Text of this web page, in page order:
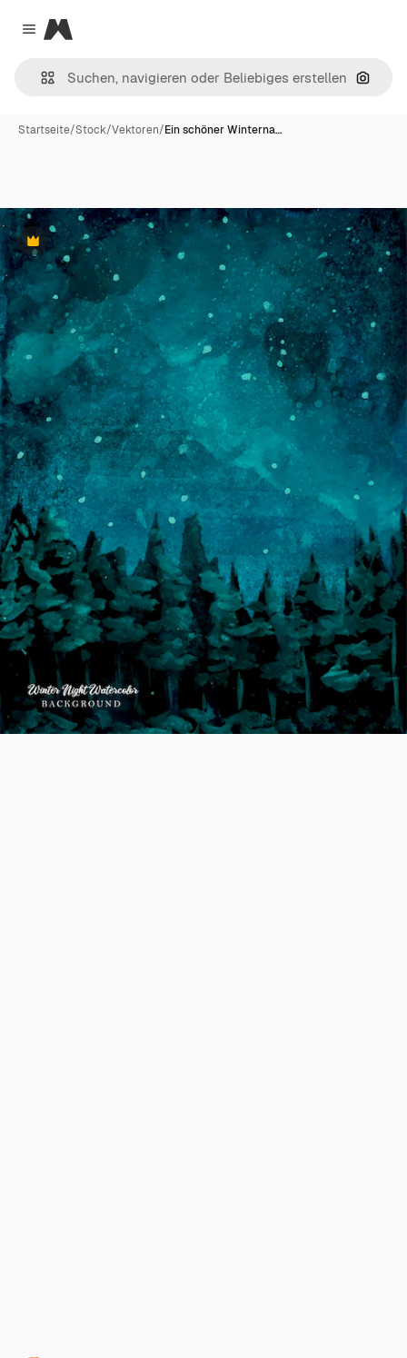
Close menu
Magnific
Nach
Startseite/Stock/Vektoren/Ein schöner Winterna…
Premium